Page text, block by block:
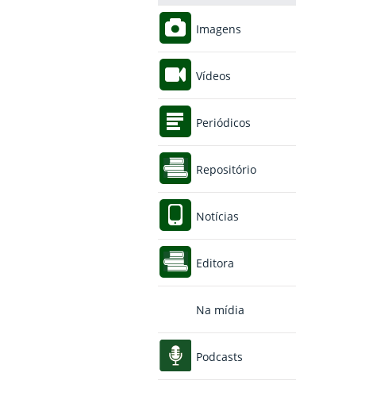
Imagens
Vídeos
Periódicos
Repositório
Notícias
Editora
Na mídia
Podcasts